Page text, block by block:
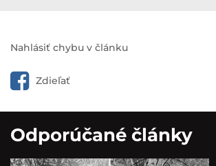
Nahlásiť chybu v článku
Zdieľať
Odporúčané články